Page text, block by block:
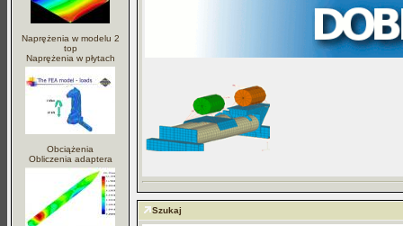
Naprężenia w modelu 2
top
Naprężenia w płytach
Obciążenia
Obliczenia adaptera
Szukaj